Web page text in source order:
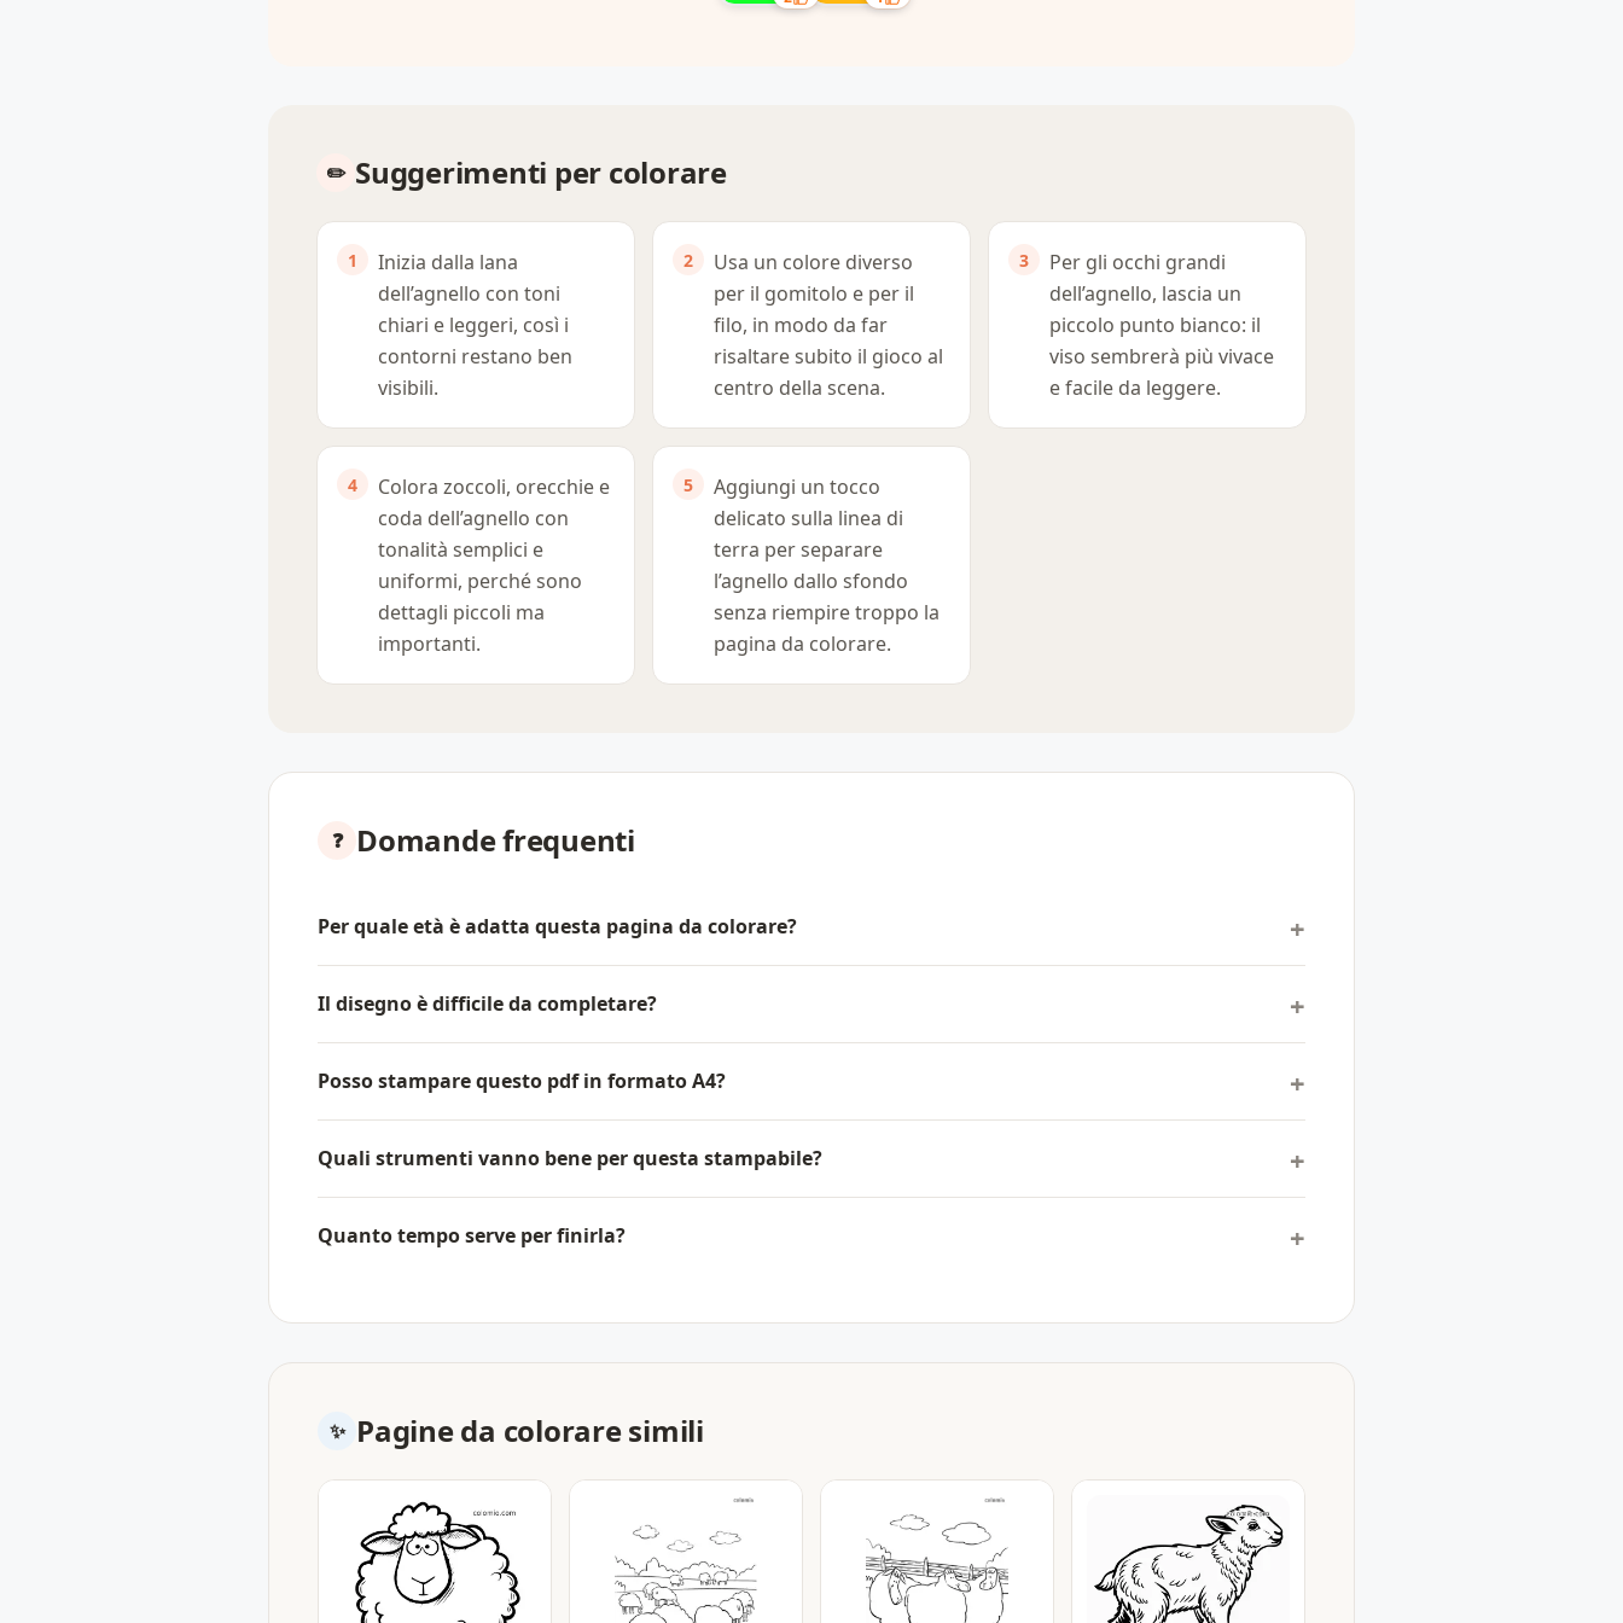
Suggerimenti per colorare
Inizia dalla lana
dell’agnello con toni
chiari e leggeri, così i
contorni restano ben
visibili.
Usa un colore diverso
per il gomitolo e per il
filo, in modo da far
risaltare subito il gioco al
centro della scena.
Per gli occhi grandi
dell’agnello, lascia un
piccolo punto bianco: il
viso sembrerà più vivace
e facile da leggere.
Colora zoccoli, orecchie e
coda dell’agnello con
tonalità semplici e
uniformi, perché sono
dettagli piccoli ma
importanti.
Aggiungi un tocco
delicato sulla linea di
terra per separare
l’agnello dallo sfondo
senza riempire troppo la
pagina da colorare.
Domande frequenti
Per quale età è adatta questa pagina da colorare?
Il disegno è difficile da completare?
Posso stampare questo pdf in formato A4?
Quali strumenti vanno bene per questa stampabile?
Quanto tempo serve per finirla?
Pagine da colorare simili